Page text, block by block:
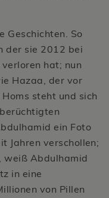
Geschichten. So
der sie 2012 bei
hat; nun
Hazaa, der vor
steht und sich
ein Foto
Jahren verschollen;
weiß Abdulhamid
in eine
von Pillen